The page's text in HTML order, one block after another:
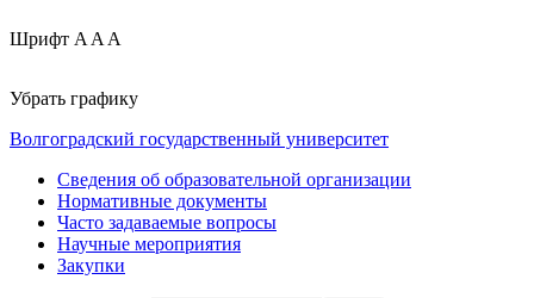
Шрифт A A A
Убрать графику
Волгоградский государственный университет
Сведения об образовательной организации
Нормативные документы
Часто задаваемые вопросы
Научные мероприятия
Закупки